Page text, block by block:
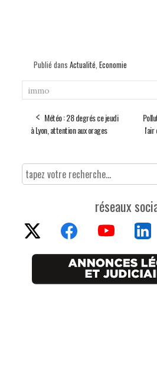
Publié dans Actualité Economie
immo
Météo : 28 degrés ce jeudi
à Lyon, attention aux orages
l'air
réseaux